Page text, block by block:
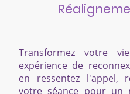
Transformez votre
expérience de
en ressentez l'appel,
votre séance pour un